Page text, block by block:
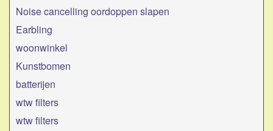
Noise cancelling oordoppen slapen
Earbling
woonwinkel
Kunstbomen
batterijen
wtw filters
wtw filters